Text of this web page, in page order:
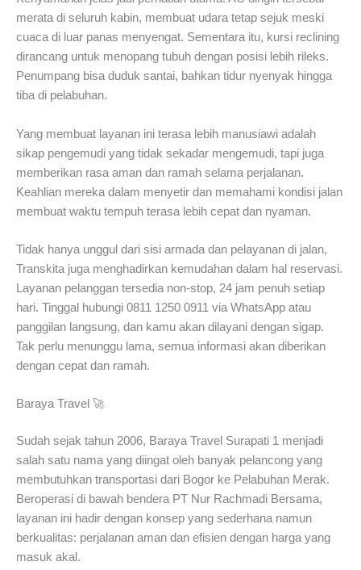
merata di seluruh kabin, membuat udara tetap sejuk meski
cuaca di luar panas menyengat. Sementara itu, kursi reclining
dirancang untuk menopang tubuh dengan posisi lebih rileks.
Penumpang bisa duduk santai, bahkan tidur nyenyak hingga
tiba di pelabuhan.
Yang membuat layanan ini terasa lebih manusiawi adalah
sikap pengemudi yang tidak sekadar mengemudi, tapi juga
memberikan rasa aman dan ramah selama perjalanan.
Keahlian mereka dalam menyetir dan memahami kondisi jalan
membuat waktu tempuh terasa lebih cepat dan nyaman.
Tidak hanya unggul dari sisi armada dan pelayanan di jalan,
Transkita juga menghadirkan kemudahan dalam hal reservasi.
Layanan pelanggan tersedia non-stop, 24 jam penuh setiap
hari. Tinggal hubungi 0811 1250 0911 via WhatsApp atau
panggilan langsung, dan kamu akan dilayani dengan sigap.
Tak perlu menunggu lama, semua informasi akan diberikan
dengan cepat dan ramah.
Baraya Travel 🚀
Sudah sejak tahun 2006, Baraya Travel Surapati 1 menjadi
salah satu nama yang diingat oleh banyak pelancong yang
membutuhkan transportasi dari Bogor ke Pelabuhan Merak.
Beroperasi di bawah bendera PT Nur Rachmadi Bersama,
layanan ini hadir dengan konsep yang sederhana namun
berkualitas: perjalanan aman dan efisien dengan harga yang
masuk akal.